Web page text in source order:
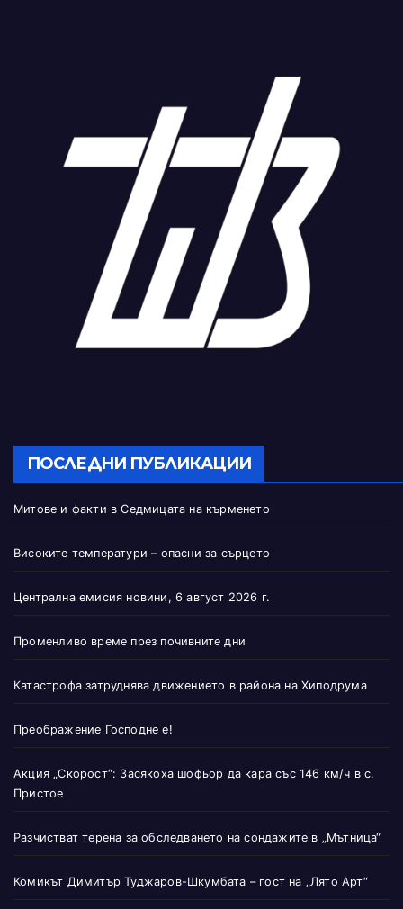
ПОСЛЕДНИ ПУБЛИКАЦИИ
Митове и факти в Седмицата на кърменето
Високите температури – опасни за сърцето
Централна емисия новини, 6 август 2026 г.
Променливо време през почивните дни
Катастрофа затруднява движението в района на Хиподрума
Преображение Господне е!
Акция „Скорост“: Засякоха шофьор да кара със 146 км/ч в с.
Пристое
Разчистват терена за обследването на сондажите в „Мътница“
Комикът Димитър Туджаров-Шкумбата – гост на „Лято Арт“